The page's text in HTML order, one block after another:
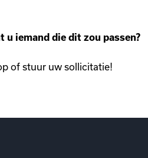
u iemand die dit zou passen?
of stuur uw sollicitatie!